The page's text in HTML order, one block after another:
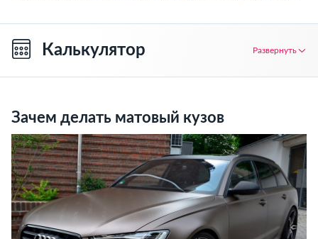
Калькулятор Развернуть
Зачем делать матовый кузов